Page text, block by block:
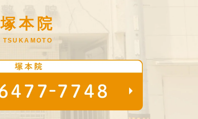
塚本院
TSUKAMOTO